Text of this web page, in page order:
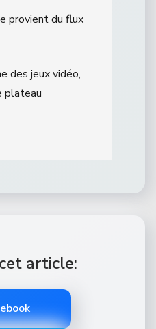
provient du flux
des jeux vidéo,
plateau
article: